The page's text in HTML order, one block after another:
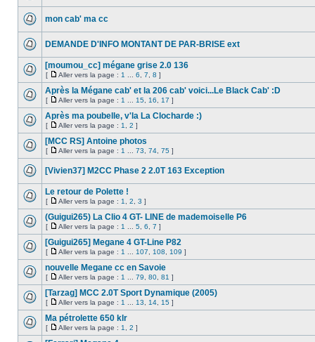
mon cab' ma cc
DEMANDE D'INFO MONTANT DE PAR-BRISE ext
[moumou_cc] mégane grise 2.0 136
[ Aller vers la page : 1 6 7 8 ]
Après la Mégane cab' et la 206 cab' voici...Le Black Cab' :D
[ Aller vers la page : 1 15 16 17 ]
Après ma poubelle, v'la La Clocharde :)
[ Aller vers la page : 1 2 ]
[MCC RS] Antoine photos
[ Aller vers la page : 1 73 74 75 ]
[Vivien37] M2CC Phase 2 2.0T 163 Exception
Le retour de Polette !
[ Aller vers la page : 1 2 3 ]
(Guigui265) La Clio 4 GT- LINE de mademoiselle P6
[ Aller vers la page : 1 5 6 7 ]
[Guigui265] Megane 4 GT-Line P82
[ Aller vers la page : 1 107 108 109 ]
nouvelle Megane cc en Savoie
[ Aller vers la page : 1 79 80 81 ]
[Tarzag] MCC 2.0T Sport Dynamique (2005)
[ Aller vers la page : 1 13 14 15 ]
Ma pétrolette 650 klr
[ Aller vers la page : 1 2 ]